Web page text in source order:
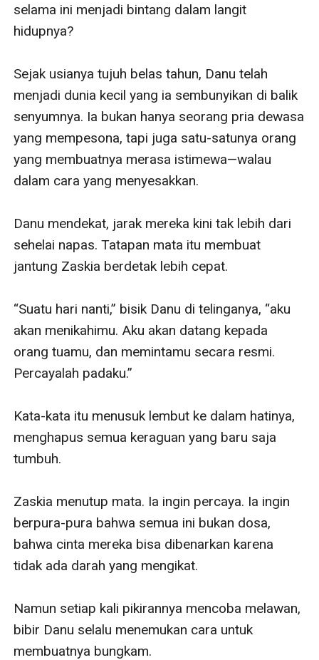
selama ini menjadi bintang dalam langit
hidupnya?
Sejak usianya tujuh belas tahun, Danu telah
menjadi dunia kecil yang ia sembunyikan di balik
senyumnya. Ia bukan hanya seorang pria dewasa
yang mempesona, tapi juga satu-satunya orang
yang membuatnya merasa istimewa—walau
dalam cara yang menyesakkan.
Danu mendekat, jarak mereka kini tak lebih dari
sehelai napas. Tatapan mata itu membuat
jantung Zaskia berdetak lebih cepat.
“Suatu hari nanti,” bisik Danu di telinganya, “aku
akan menikahimu. Aku akan datang kepada
orang tuamu, dan memintamu secara resmi.
Percayalah padaku.”
Kata-kata itu menusuk lembut ke dalam hatinya,
menghapus semua keraguan yang baru saja
tumbuh.
Zaskia menutup mata. Ia ingin percaya. Ia ingin
berpura-pura bahwa semua ini bukan dosa,
bahwa cinta mereka bisa dibenarkan karena
tidak ada darah yang mengikat.
Namun setiap kali pikirannya mencoba melawan,
bibir Danu selalu menemukan cara untuk
membuatnya bungkam.